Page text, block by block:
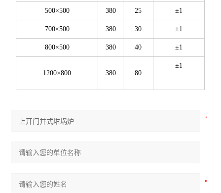
500×500 380 25 ±1
700×500 380 30 ±1
800×500 380 40 ±1
1200×800 380 80
±1